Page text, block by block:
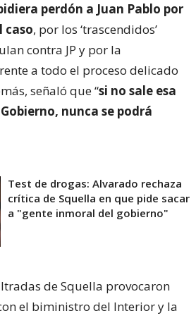
perdón a Juan Pablo por
caso, por los ‘trascendidos’
contra JP y por la
a todo el proceso delicado
señaló que “si no sale esa
nunca se podrá
Test de drogas: Alvarado rechaza
crítica de Squella en que pide sacar
a "gente inmoral del gobierno"
de Squella provocaron
el biministro del Interior y la